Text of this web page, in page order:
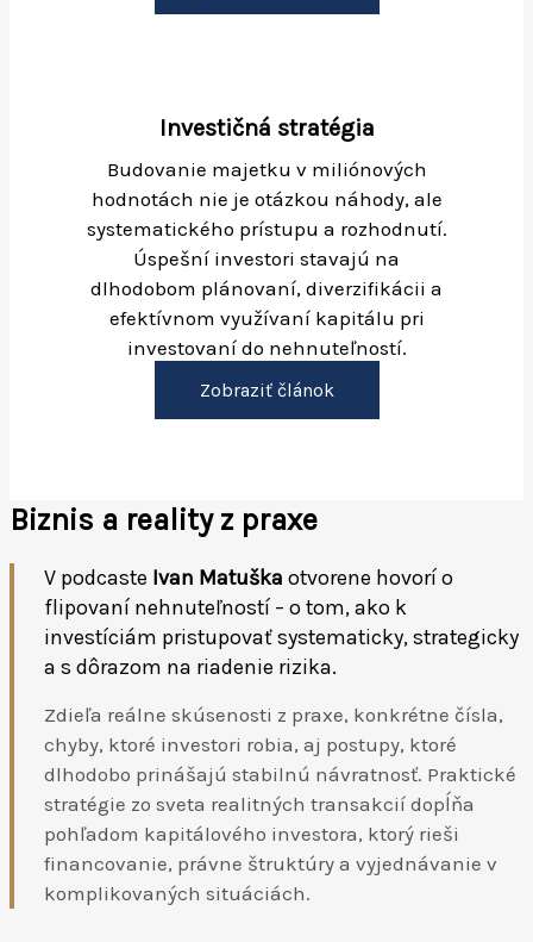
Investičná stratégia
Budovanie majetku v miliónových
hodnotách nie je otázkou náhody, ale
systematického prístupu a rozhodnutí.
Úspešní investori stavajú na
dlhodobom plánovaní, diverzifikácii a
efektívnom využívaní kapitálu pri
investovaní do nehnuteľností.
Zobraziť článok
Biznis a reality z praxe
V podcaste Ivan Matuška otvorene hovorí o
flipovaní nehnuteľností – o tom, ako k
investíciám pristupovať systematicky, strategicky
a s dôrazom na riadenie rizika.
Zdieľa reálne skúsenosti z praxe, konkrétne čísla,
chyby, ktoré investori robia, aj postupy, ktoré
dlhodobo prinášajú stabilnú návratnosť. Praktické
stratégie zo sveta realitných transakcií dopĺňa
pohľadom kapitálového investora, ktorý rieši
financovanie, právne štruktúry a vyjednávanie v
komplikovaných situáciách.